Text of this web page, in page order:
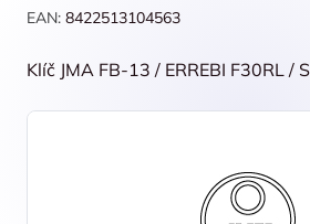
EAN: 8422513104563
Klíč JMA FB-13 / ERREBI F30RL /